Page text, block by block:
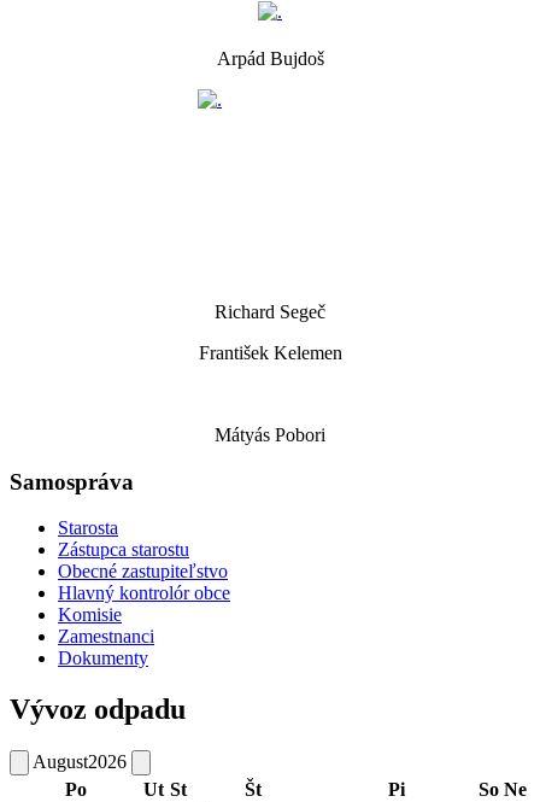
Arpád Bujdoš
Richard Segeč
František Kelemen
Mátyás Pobori
Samospráva
Starosta
Zástupca starostu
Obecné zastupiteľstvo
Hlavný kontrolór obce
Komisie
Zamestnanci
Dokumenty
Vývoz odpadu
August2026
Po
Ut St Št Pi So Ne